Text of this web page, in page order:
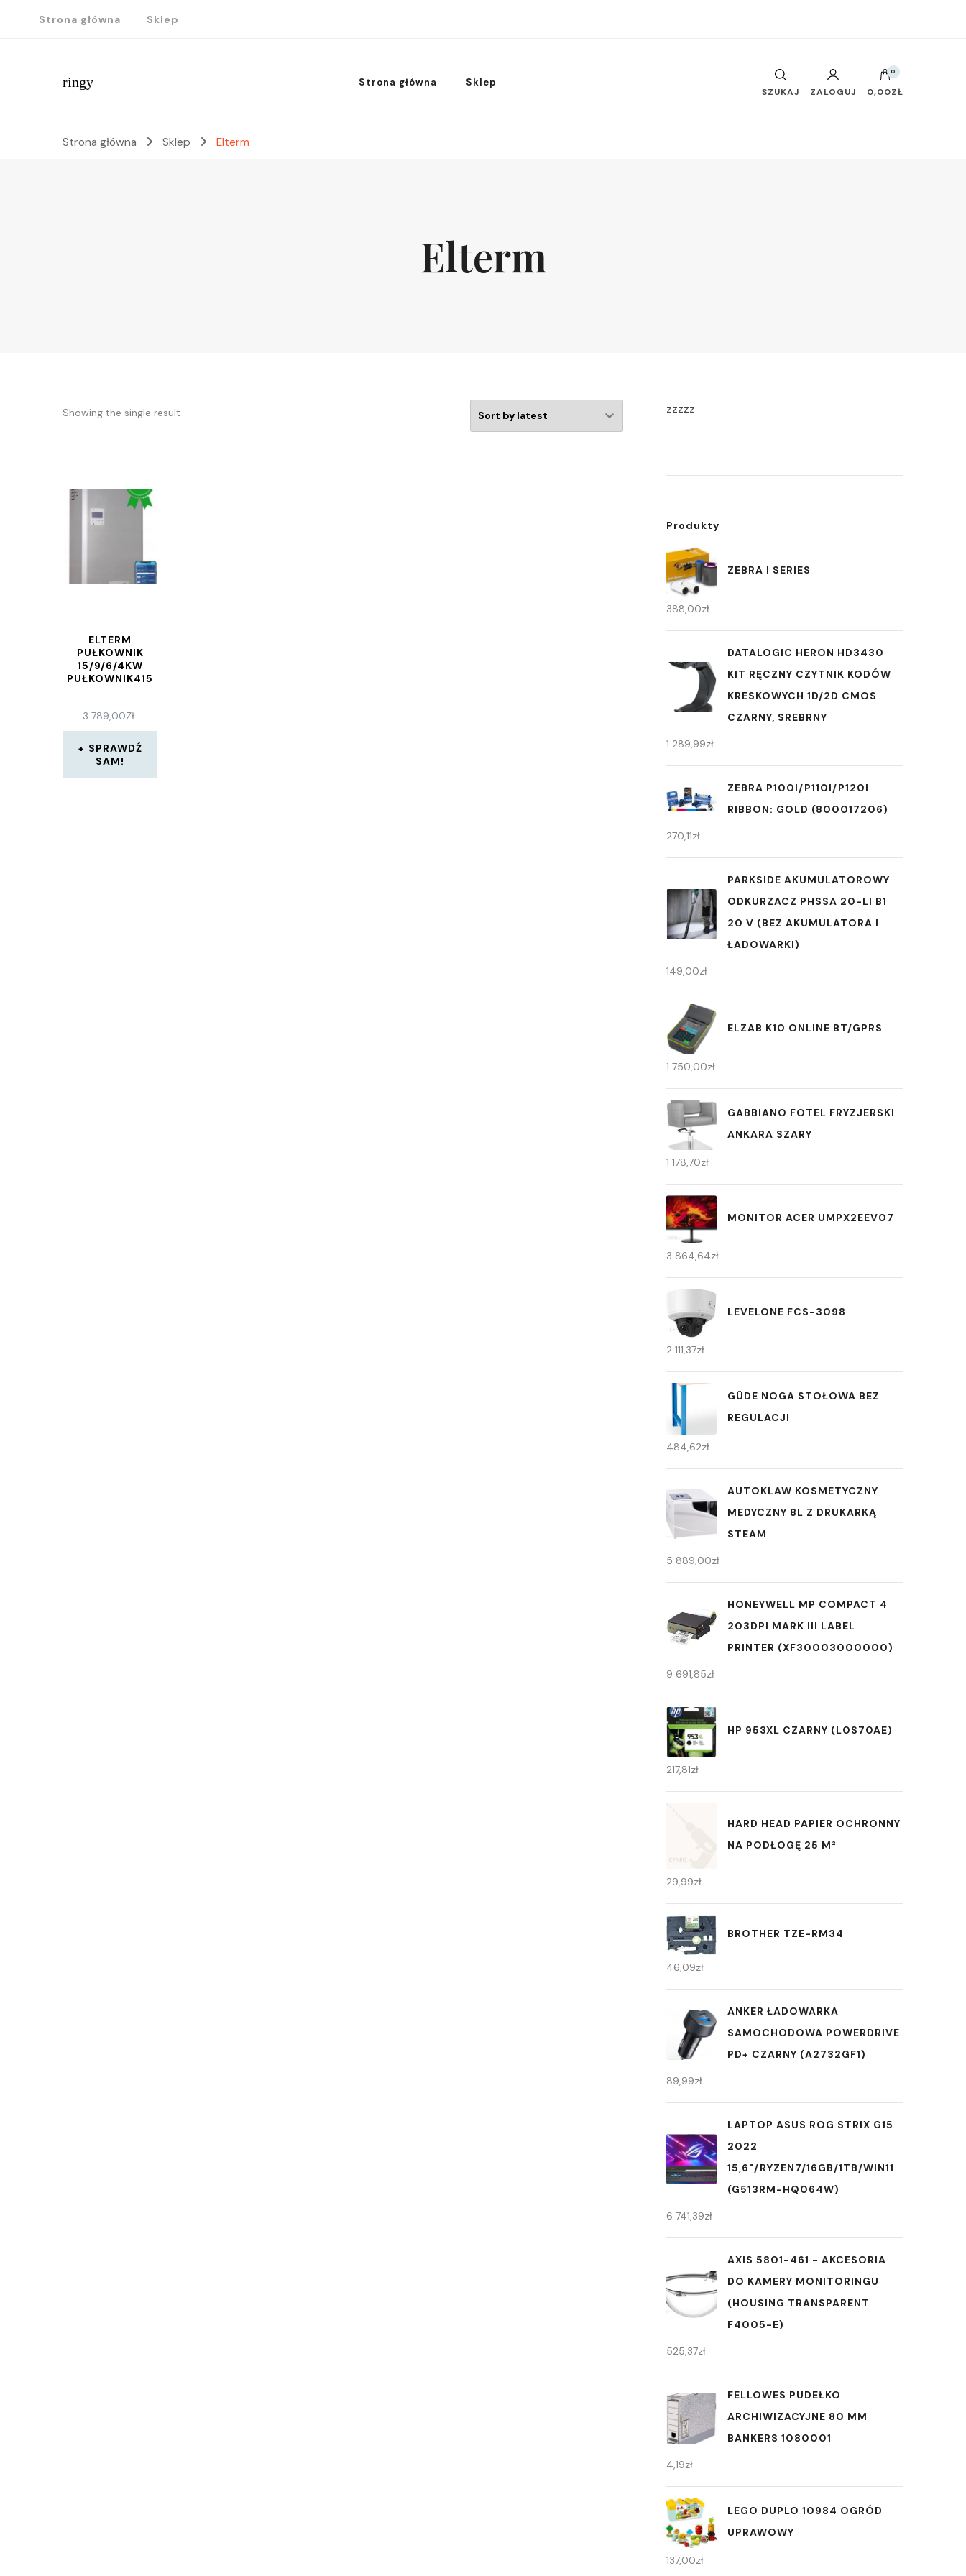
Strona główna Sklep
ringy Strona główna Sklep
SZUKAJ ZALOGUJ
0
0,00ZŁ
Strona główna Sklep Elterm
Elterm
Showing the single result
ELTERM
PUŁKOWNIK
15/9/6/4KW
PUŁKOWNIK415
3 789,00ZŁ
SPRAWDŹ
SAM!
zzzzz
Produkty
ZEBRA I SERIES
388,00zł
DATALOGIC HERON HD3430
KIT RĘCZNY CZYTNIK KODÓW
KRESKOWYCH 1D/2D CMOS
CZARNY, SREBRNY
1 289,99zł
ZEBRA P100I/P110I/P120I
RIBBON: GOLD (800017206)
270,11zł
PARKSIDE AKUMULATOROWY
ODKURZACZ PHSSA 20-LI B1
20 V (BEZ AKUMULATORA I
ŁADOWARKI)
149,00zł
ELZAB K10 ONLINE BT/GPRS
1 750,00zł
GABBIANO FOTEL FRYZJERSKI
ANKARA SZARY
1 178,70zł
MONITOR ACER UMPX2EEV07
3 864,64zł
LEVELONE FCS-3098
2 111,37zł
GÜDE NOGA STOŁOWA BEZ
REGULACJI
484,62zł
AUTOKLAW KOSMETYCZNY
MEDYCZNY 8L Z DRUKARKĄ
STEAM
5 889,00zł
HONEYWELL MP COMPACT 4
203DPI MARK III LABEL
PRINTER (XF30003000000)
9 691,85zł
HP 953XL CZARNY (L0S70AE)
217,81zł
HARD HEAD PAPIER OCHRONNY
NA PODŁOGĘ 25 M²
29,99zł
BROTHER TZE-RM34
46,09zł
ANKER ŁADOWARKA
SAMOCHODOWA POWERDRIVE
PD+ CZARNY (A2732GF1)
89,99zł
LAPTOP ASUS ROG STRIX G15
2022
15,6"/RYZEN7/16GB/1TB/WIN11
(G513RM-HQ064W)
6 741,39zł
AXIS 5801-461 - AKCESORIA
DO KAMERY MONITORINGU
(HOUSING TRANSPARENT
F4005-E)
525,37zł
FELLOWES PUDEŁKO
ARCHIWIZACYJNE 80 MM
BANKERS 1080001
4,19zł
LEGO DUPLO 10984 OGRÓD
UPRAWOWY
137,00zł